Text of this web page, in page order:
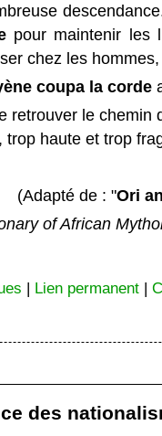
pour maintenir les
chez les
coupa la corde
retrouver le
trop haute et trop
(Adapté de : "Ori
of African
| Lien permanent|
des